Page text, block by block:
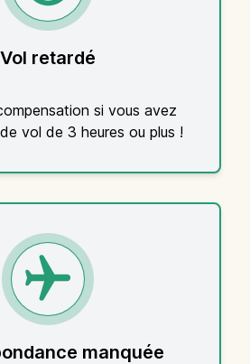
Vol retardé
si vous avez
vol de 3 heures ou plus !
manquée